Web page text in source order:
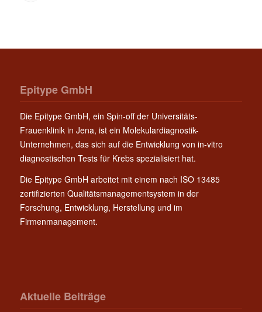
Epitype GmbH
Die Epitype GmbH, ein Spin-off der Universitäts-
Frauenklinik in Jena, ist ein Molekulardiagnostik-
Unternehmen, das sich auf die Entwicklung von in-vitro
diagnostischen Tests für Krebs spezialisiert hat.
Die Epitype GmbH arbeitet mit einem nach ISO 13485
zertifizierten Qualitätsmanagementsystem in der
Forschung, Entwicklung, Herstellung und im
Firmenmanagement.
Aktuelle Beiträge